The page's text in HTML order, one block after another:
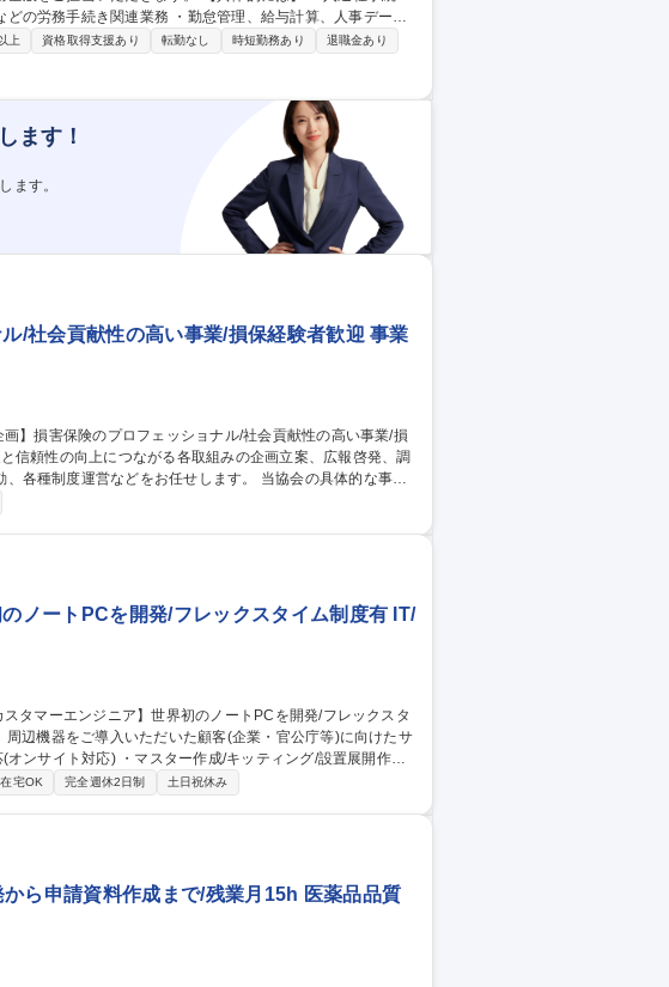
の労務手続き関連業務 ・勤怠管理、給与計算、人事データ
務、安全衛生管理のサポート業務 ・人事制度、福利厚生制度
企画、運用のサポート業務 など 募集職種 【人事
まで可能
上 資格取得支援あり 転勤なし 時短勤務あり
退職金あり
ます！
ます。
/社会貢献性の高い事業/損保経験者歓迎 事業
などをお任せします。 当協会の具体的な事業
た広報・普及啓発活動や業界共同システムの開発・運営を
害保険のプロフェッショ
ノートPCを開発/フレックスタイム制度有 IT/
ンサイト対応) ・マスター作成/キッティング/設置展開作業
のノート
在宅OK 完全週休2日制 土日祝休み
ら申請資料作成まで/残業月15h 医薬品品質